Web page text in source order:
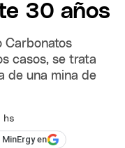
30 años
Carbonatos
casos, se trata
de una mina de
hs
en